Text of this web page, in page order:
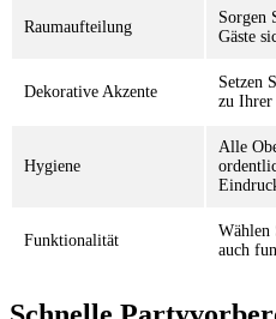
Raumaufteilung
Sorgen
Gäste
Dekorative Akzente
Setzen
zu Ihrer
Hygiene
Alle
Funktionalität
Wählen
auch